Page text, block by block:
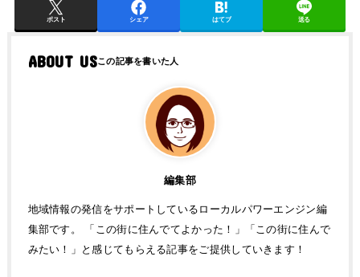
ポスト シェア はてブ 送る
ABOUT US
編集部
地域情報の発信をサポートしているローカルパワーエンジン編
集部です。 「この街に住んでてよかった！」「この街に住んで
みたい！」と感じてもらえる記事をご提供していきます！